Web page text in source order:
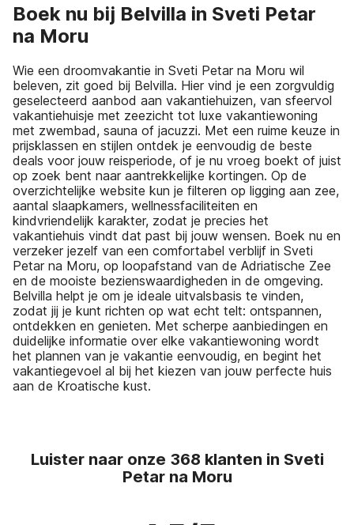
Boek nu bij Belvilla in Sveti Petar
na Moru
Wie een droomvakantie in Sveti Petar na Moru wil
beleven, zit goed bij Belvilla. Hier vind je een zorgvuldig
geselecteerd aanbod aan vakantiehuizen, van sfeervol
vakantiehuisje met zeezicht tot luxe vakantiewoning
met zwembad, sauna of jacuzzi. Met een ruime keuze in
prijsklassen en stijlen ontdek je eenvoudig de beste
deals voor jouw reisperiode, of je nu vroeg boekt of juist
op zoek bent naar aantrekkelijke kortingen. Op de
overzichtelijke website kun je filteren op ligging aan zee,
aantal slaapkamers, wellnessfaciliteiten en
kindvriendelijk karakter, zodat je precies het
vakantiehuis vindt dat past bij jouw wensen. Boek nu en
verzeker jezelf van een comfortabel verblijf in Sveti
Petar na Moru, op loopafstand van de Adriatische Zee
en de mooiste bezienswaardigheden in de omgeving.
Belvilla helpt je om je ideale uitvalsbasis te vinden,
zodat jij je kunt richten op wat echt telt: ontspannen,
ontdekken en genieten. Met scherpe aanbiedingen en
duidelijke informatie over elke vakantiewoning wordt
het plannen van je vakantie eenvoudig, en begint het
vakantiegevoel al bij het kiezen van jouw perfecte huis
aan de Kroatische kust.
Luister naar onze 368 klanten in Sveti
Petar na Moru